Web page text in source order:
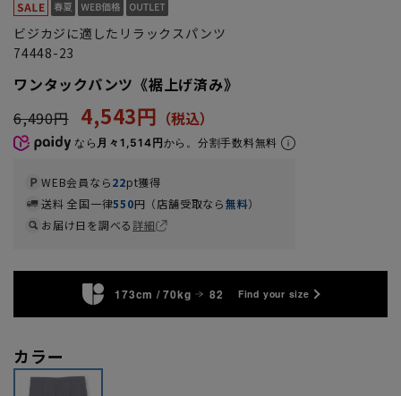
ビジカジに適したリラックスパンツ
74448-23
ワンタックパンツ《裾上げ済み》
6,490円 4,543円
なら 月々1,514円から。分割手数料無料
WEB会員なら22pt獲得
送料 全国一律550円（店舗受取なら無料）
お届け日を調べる詳細
173cm / 70kg 82 Find your size
カラー